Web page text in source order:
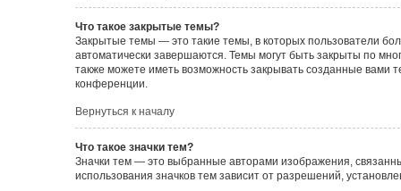
Что такое закрытые темы?
Закрытые темы — это такие темы, в которых пользователи
автоматически завершаются. Темы могут быть закрыты по
также можете иметь возможность закрывать созданные вами
конференции.
Вернуться к началу
Что такое значки тем?
Значки тем — это выбранные авторами изображения,
использования значков тем зависит от разрешений,